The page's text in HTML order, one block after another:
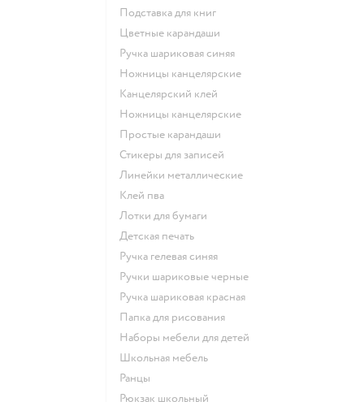
Подставка для книг
Цветные карандаши
Ручка шариковая синяя
Ножницы канцелярские
Канцелярский клей
Ножницы канцелярские
Простые карандаши
Стикеры для записей
Линейки металлические
Клей пва
Лотки для бумаги
Детская печать
Ручка гелевая синяя
Ручки шариковые черные
Ручка шариковая красная
Папка для рисования
Наборы мебели для детей
Школьная мебель
Ранцы
Рюкзак школьный